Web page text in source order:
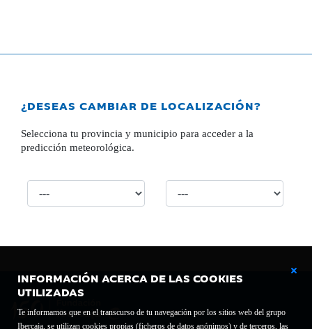
INFORMACIÓN ACERCA DE LAS COOKIES
UTILIZADAS
Te informamos que en el transcurso de tu navegación por los sitios web del grupo
Ibercaja, se utilizan cookies propias (ficheros de datos anónimos) y de terceros, las
¿DESEAS CAMBIAR DE LOCALIZACIÓN?
Selecciona tu provincia y municipio para acceder a la
predicción meteorológica.